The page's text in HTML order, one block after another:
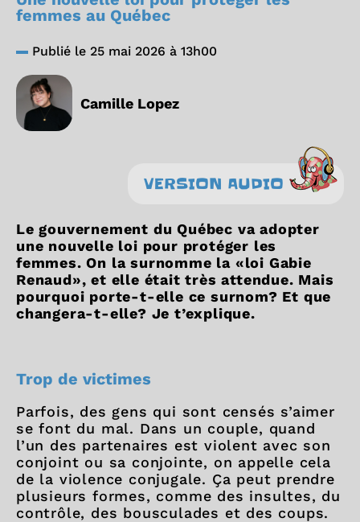
femmes au Québec
Publié le 25 mai 2026 à 13h00
Camille Lopez
VERSION AUDIO
Le gouvernement du Québec va adopter
une nouvelle loi pour protéger les
femmes. On la surnomme la «loi Gabie
Renaud», et elle était très attendue. Mais
pourquoi porte-t-elle ce surnom? Et que
changera-t-elle? Je t’explique.
Trop de victimes
Parfois, des gens qui sont censés s’aimer
se font du mal. Dans un couple, quand
l’un des partenaires est violent avec son
conjoint ou sa conjointe, on appelle cela
de la violence conjugale. Ça peut prendre
plusieurs formes, comme des insultes, du
contrôle, des bousculades et des coups.